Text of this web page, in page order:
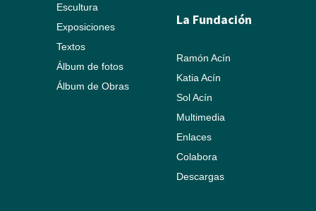
Escultura
Exposiciones
Textos
Álbum de fotos
Álbum de Obras
La Fundación
Ramón Acín
Katia Acín
Sol Acín
Multimedia
Enlaces
Colabora
Descargas